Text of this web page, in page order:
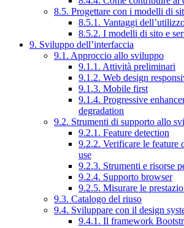
8.5. Progettare con i modelli di
8.5.1. Vantaggi
8.5.2. I modelli di sito e
9. Sviluppo dell’interfaccia
9.1. Approccio allo sviluppo
9.1.1. Attività preliminari
9.1.2. Web design
9.1.3. Mobile first
9.1.4. Progressive
degradation
9.2. Strumenti di supporto allo
9.2.1. Feature detection
9.2.2. Verificare le feature
use
9.2.3. Strumenti e risorse
9.2.4. Supporto browser
9.2.5. Misurare le
9.3. Catalogo del riuso
9.4. Sviluppare con il design
9.4.1. Il framework